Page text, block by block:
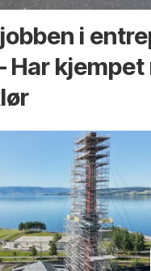
i
Har kjempet